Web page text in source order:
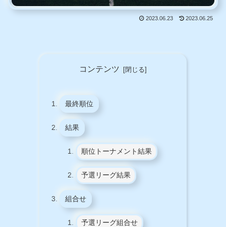
2023.06.23 2023.06.25
コンテンツ
最終順位
結果
順位トーナメント結果
予選リーグ結果
組合せ
予選リーグ組合せ